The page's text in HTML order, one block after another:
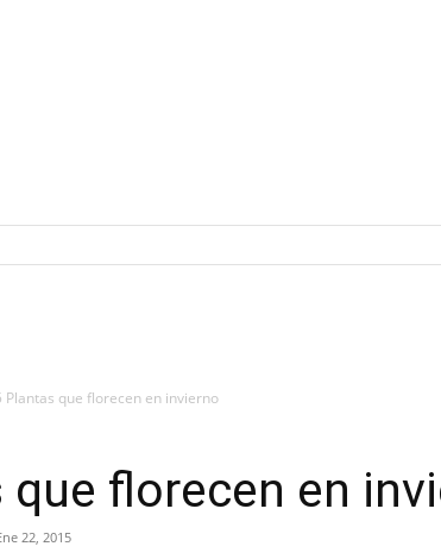
Plantas que florecen en invierno
que florecen en
22, 2015